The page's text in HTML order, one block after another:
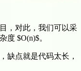
，对此，我们可以采
度 $O(n)$。
缺点就是代码太长，